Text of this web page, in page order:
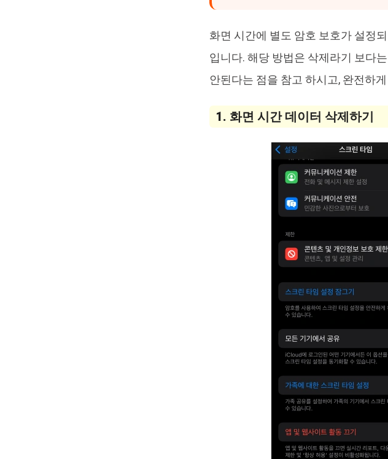
화면 시간에 별도 암호 보호가 설정
입니다. 해당 방법은 삭제라기 보다
안된다는 점을 참고 하시고, 완전하
1. 화면 시간 데이터 삭제하기